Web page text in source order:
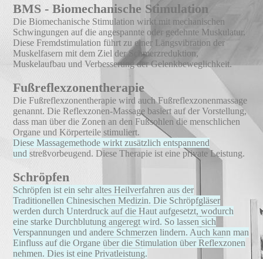
BMS - Biomechanische Stimulation
Die Biomechanische Stimulation wirkt mit mechanischen
Schwingungen auf die angespannte oder gedehnte Muskulatur.
Diese Fremdstimulation führt zu einer Längsvibration der
Muskelfasern mit dem Ziel der Schmerzreduktion,
Muskelaufbau und Verbesserung der Gelenkbeweglichkeit.
Fußreflexzonentherapie
Die Fußreflexzonentherapie wird auch Fußreflexzonenmassage
genannt. Die Reflexzonen-Massage basiert auf der Vorstellung,
dass man über die Zonen an den Fußsohlendie menschlichen
Organe und Körperteile stimuliert.
Diese Massagemethode wirkt zusätzlich entspannend
undstreßvorbeugend. Diese Therapie ist eine private Leistung.
Schröpfen
Schröpfen ist ein sehr altes Heilverfahren aus der
TraditionellenChinesischen Medizin. Die Schröpfgläser
werden durch Unterdruck auf die Haut aufgesetzt, wodurch
eine starke Durchblutung angeregt wird. So lassen sich
Verspannungen und andere Schmerzen lindern. Auch kann man
Einfluss auf die Organe über die Stimulation über Reflexzonen
nehmen. Dies ist eine Privatleistung.